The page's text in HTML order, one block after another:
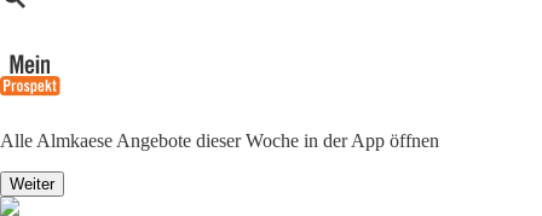
Alle Almkaese Angebote dieser Woche in der App öffnen
Weiter